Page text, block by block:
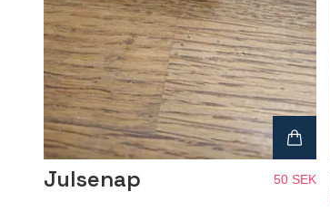
Julsenap 50 SEK